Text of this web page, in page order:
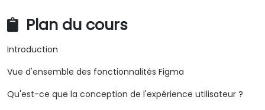
Plan du cours
Introduction
Vue d'ensemble des fonctionnalités Figma
Qu'est-ce que la conception de l'expérience utilisateur ?